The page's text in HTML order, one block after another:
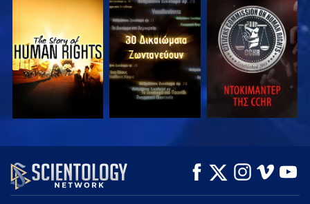
ΠΑΡΑΚΟΛΟΥΘΗΣΤΕ ΠΑΡΑΚΟΛΟΥΘΗΣΤΕ ΠΑΡΑΚΟΛΟΥΘΗΣΤΕ
ΠΑΡΑΚΟΛΟΥΘΗΣΤΕ ΠΑΡΑΚΟΛΟΥΘΗΣΤΕ
ΕΞΕΡΕΥΝΗΣΤΕ ΤΗ
ΣΕΙΡΑ